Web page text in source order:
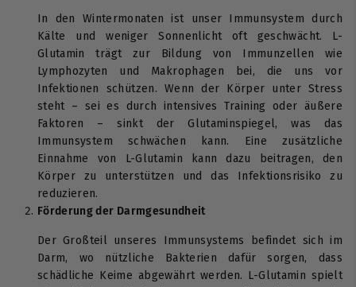
In den Wintermonaten ist unser Immunsystem durch
Kälte und weniger Sonnenlicht oft geschwächt. L-
Glutamin trägt zur Bildung von Immunzellen wie
Lymphozyten und Makrophagen bei, die uns vor
Infektionen schützen. Wenn der Körper unter Stress
steht – sei es durch intensives Training oder äußere
Faktoren – sinkt der Glutaminspiegel, was das
Immunsystem schwächen kann. Eine zusätzliche
Einnahme von L-Glutamin kann dazu beitragen, den
Körper zu unterstützen und das Infektionsrisiko zu
reduzieren.
Förderung der Darmgesundheit
Der Großteil unseres Immunsystems befindet sich im
Darm, wo nützliche Bakterien dafür sorgen, dass
schädliche Keime abgewährt werden. L-Glutamin spielt